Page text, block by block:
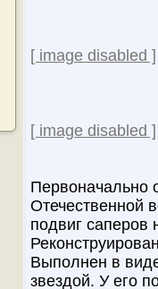
[ image disabled ]
[ image disabled ]
Первоначально
Отечественной
подвиг саперов
Выполнен в
звездой. У его